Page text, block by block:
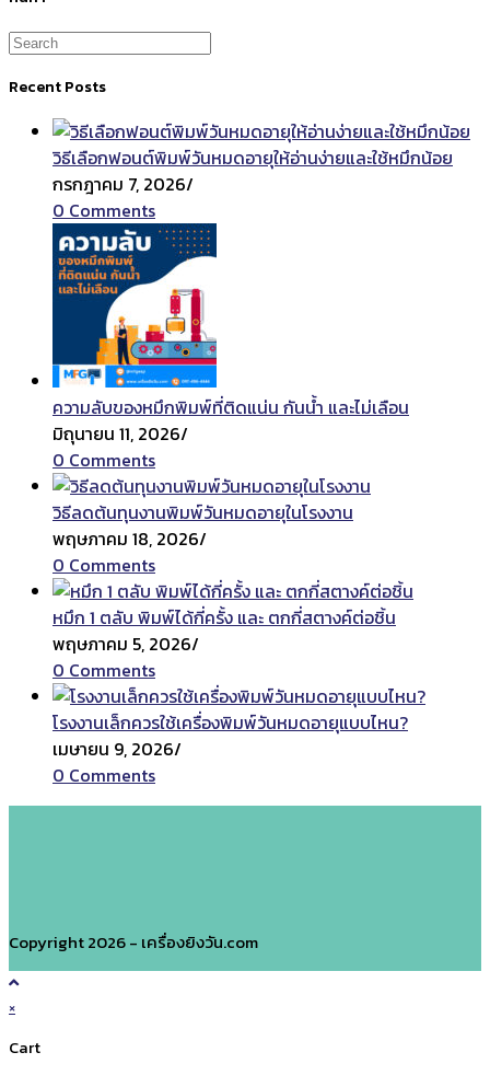
Recent Posts
วิธีเลือกฟอนต์พิมพ์วันหมดอายุให้อ่านง่ายและใช้หมึกน้อย
กรกฎาคม 7, 2026/
0 Comments
ความลับของหมึกพิมพ์ที่ติดแน่น กันน้ำ และไม่เลือน
มิถุนายน 11, 2026/
0 Comments
วิธีลดต้นทุนงานพิมพ์วันหมดอายุในโรงงาน
พฤษภาคม 18, 2026/
0 Comments
หมึก 1 ตลับ พิมพ์ได้กี่ครั้ง และ ตกกี่สตางค์ต่อชิ้น
พฤษภาคม 5, 2026/
0 Comments
โรงงานเล็กควรใช้เครื่องพิมพ์วันหมดอายุแบบไหน?
เมษายน 9, 2026/
0 Comments
Copyright 2026 - เครื่องยิงวัน.com
×
Cart